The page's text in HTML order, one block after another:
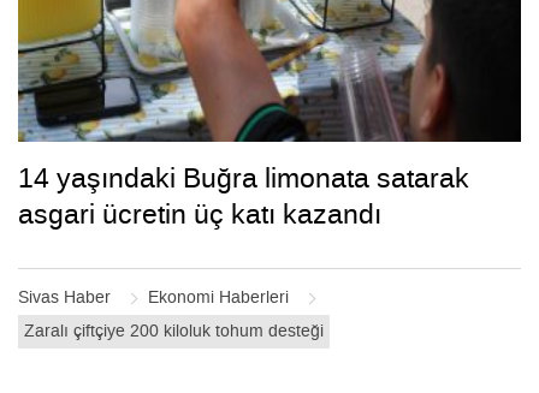
Sivas Haber
Ekonomi Haberleri
Zaralı çiftçiye 200 kiloluk tohum desteği
14 yaşındaki Buğra limonata satarak
asgari ücretin üç katı kazandı